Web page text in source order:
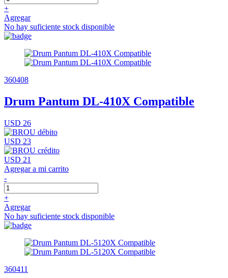
+
Agregar
No hay suficiente stock disponible
360408
Drum Pantum DL-410X Compatible
USD 26
USD 23
USD 21
Agregar a mi carrito
-
+
Agregar
No hay suficiente stock disponible
360411